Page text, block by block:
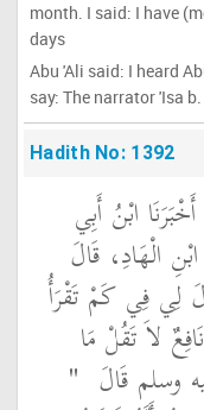
month. I said: I have
days
Abu 'Ali said: I heard
say: The narrator 'Isa
Hadith No: 1392
ابْنُ أَبِي
الْهَادِ، قَالَ
لِي فِي كَمْ تَقْرَأُ
لاَ تَقُلْ مَا
وسلم قَالَ "‏